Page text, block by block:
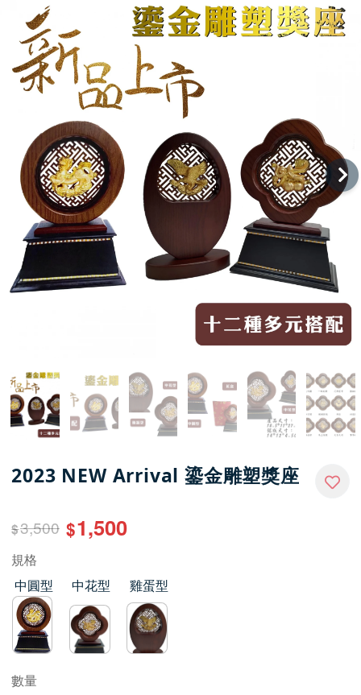
2023 NEW Arrival 鎏金雕塑獎座
$3,500 $1,500
規格
中圓型
中花型 雞蛋型
數量